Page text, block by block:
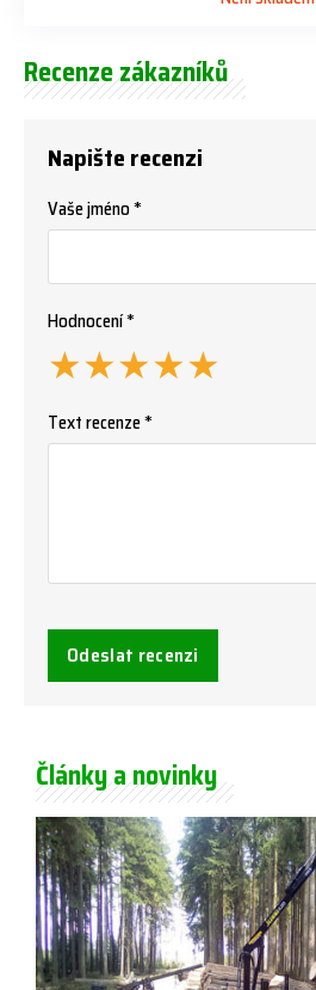
Recenze zákazníků
Napište recenzi
Vaše jméno *
Hodnocení *
★
★
★
★
★
Text recenze *
Odeslat recenzi
Články a novinky